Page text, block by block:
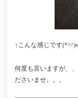
↑こんな感じです
何度も言いますが、
ださいませ。。。